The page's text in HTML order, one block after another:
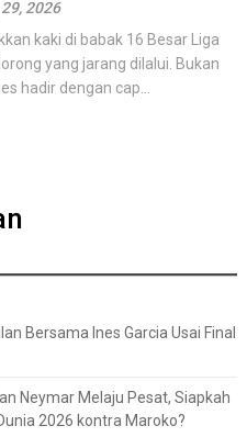
2026
kaki di babak 16 Besar Liga
yang jarang dilalui. Bukan
hadir dengan cap...
Bersama Ines Garcia Usai Final
Neymar Melaju Pesat, Siapkah
2026 kontra Maroko?